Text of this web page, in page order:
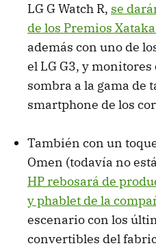
LG G Watch R, se
de los Premios
además con uno de
el LG G3, y
sombra a la gama de
smartphone de los
También con un
Omen (todavía no
HP rebosará de
y phablet de la
escenario con los
convertibles del